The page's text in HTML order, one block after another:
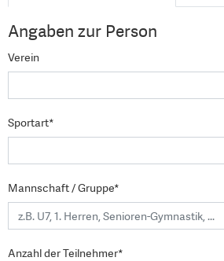
Angaben zur Person
Verein
Sportart*
Mannschaft / Gruppe*
Anzahl der Teilnehmer*